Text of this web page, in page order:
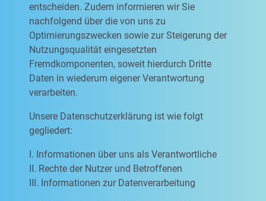
entscheiden. Zudem informieren wir Sie
nachfolgend über die von uns zu
Optimierungszwecken sowie zur Steigerung der
Nutzungsqualität eingesetzten
Fremdkomponenten, soweit hierdurch Dritte
Daten in wiederum eigener Verantwortung
verarbeiten.
Unsere Datenschutzerklärung ist wie folgt
gegliedert:
I. Informationen über uns als Verantwortliche
II. Rechte der Nutzer und Betroffenen
III. Informationen zur Datenverarbeitung